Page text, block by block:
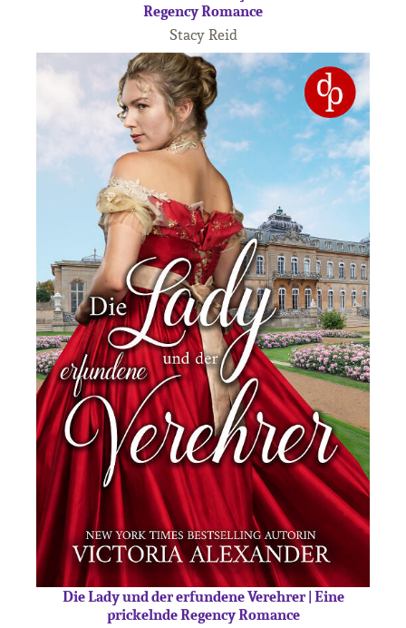
Regency Romance
Stacy Reid
Die Lady und der erfundene Verehrer | Eine
prickelnde Regency Romance